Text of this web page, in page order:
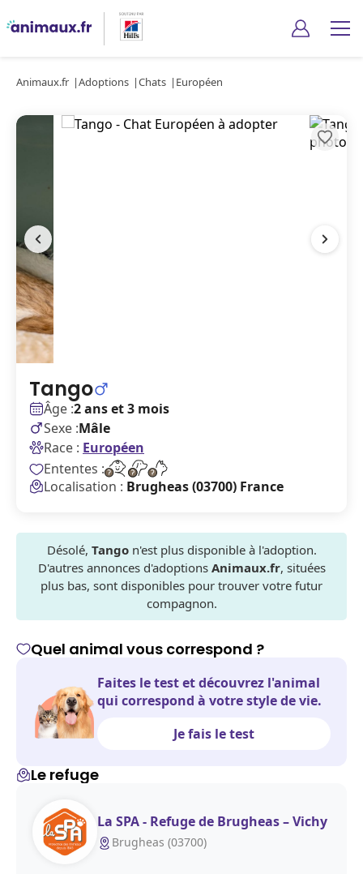
Animaux.fr Adoptions Chats Européen
Tango
Âge :2 ans et 3 mois
Sexe :Mâle
Race : Européen
Ententes :
Localisation : Brugheas (03700) France
Désolé, Tangon'est plus disponible à l'adoption.
D'autres annonces d'adoptions Animaux.fr, situées
plus bas, sont disponibles pour trouver votre futur
compagnon.
Quel animal vous correspond ?
Faites le test et découvrez l'animal
qui correspond à votre style de vie.
Je fais le test
Le refuge
La SPA - Refuge de Brugheas – Vichy
Brugheas (03700)